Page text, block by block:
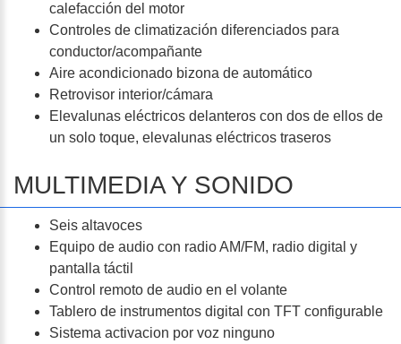
calefacción del motor
Controles de climatización diferenciados para
conductor/acompañante
Aire acondicionado bizona de automático
Retrovisor interior/cámara
Elevalunas eléctricos delanteros con dos de ellos de
un solo toque, elevalunas eléctricos traseros
MULTIMEDIA Y SONIDO
Seis altavoces
Equipo de audio con radio AM/FM, radio digital y
pantalla táctil
Control remoto de audio en el volante
Tablero de instrumentos digital con TFT configurable
Sistema activacion por voz ninguno